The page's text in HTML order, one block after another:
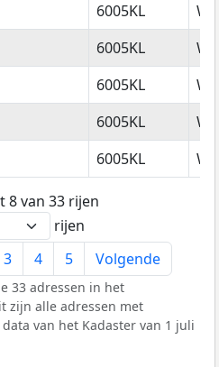
6005KL
6005KL
6005KL
6005KL
6005KL
8 van 33 rijen
rijen
3 4 5 Volgende
33 adressen in het
zijn alle adressen met
data van het Kadaster van 1 juli